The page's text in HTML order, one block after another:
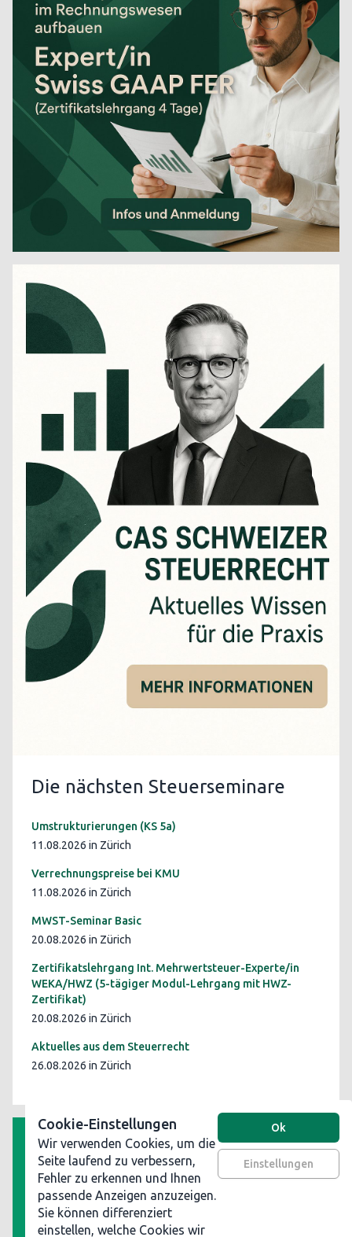
Die nächsten Steuerseminare
Umstrukturierungen (KS 5a)
11.08.2026 in Zürich
Verrechnungspreise bei KMU
11.08.2026 in Zürich
MWST-Seminar Basic
20.08.2026 in Zürich
Zertifikatslehrgang Int. Mehrwertsteuer-Experte/in
WEKA/HWZ (5-tägiger Modul-Lehrgang mit HWZ-
Zertifikat)
20.08.2026 in Zürich
Aktuelles aus dem Steuerrecht
26.08.2026 in Zürich
AGB
Datenschutz
Impressum
Werben Sie auf steuerinformationen.ch
Cookie-Einstellungen
Wir verwenden Cookies, um die
Seite laufend zu verbessern,
Fehler zu erkennen und Ihnen
passende Anzeigen anzuzeigen.
Sie können differenziert
einstellen, welche Cookies wir
Ok
Einstellungen